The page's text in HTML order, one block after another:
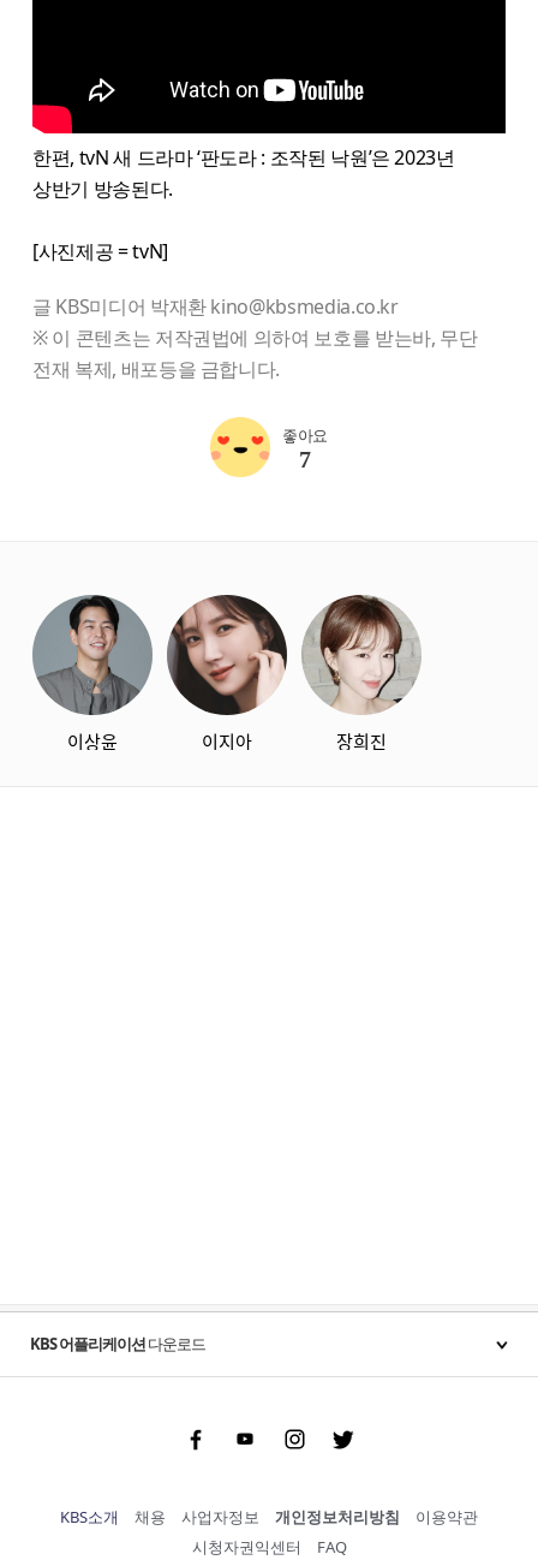
한편, tvN 새 드라마 ‘판도라 : 조작된 낙원’은 2023년
상반기 방송된다.
[사진제공 = tvN]
글 KBS미디어 박재환 kino@kbsmedia.co.kr
※ 이 콘텐츠는 저작권법에 의하여 보호를 받는바, 무단
전재 복제, 배포등을 금합니다.
좋아요
7
이상윤 이지아 장희진
KBS 어플리케이션다운로드
FacebookYoutubeInstgram Twitter
KBS소개 채용 사업자정보 개인정보처리방침
이용약관
시청자권익센터
FAQ